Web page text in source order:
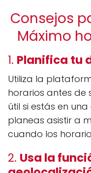
Consejos
Máximo
1. Planifica tu
Utiliza la
horarios antes de
útil si estás en
planeas asistir a
cuando los
2. Usa la